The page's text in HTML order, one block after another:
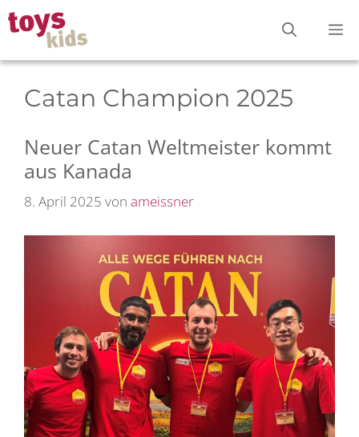
Zum
Inhalt
springen
Catan Champion 2025
Neuer Catan Weltmeister kommt
aus Kanada
8. April 2025 von ameissner